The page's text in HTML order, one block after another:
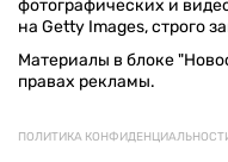
фотографических и
на Getty Images, строго
Материалы в блоке
правах рекламы.
ПОЛИТИКА